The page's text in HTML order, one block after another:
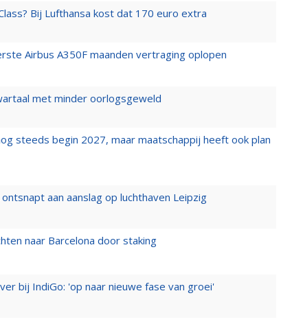
Bij Lufthansa kost dat 170 euro extra
Airbus A350F maanden vertraging oplopen
met minder oorlogsgeweld
steeds begin 2027, maar maatschappij heeft ook plan
aan aanslag op luchthaven Leipzig
naar Barcelona door staking
bij IndiGo: 'op naar nieuwe fase van groei'